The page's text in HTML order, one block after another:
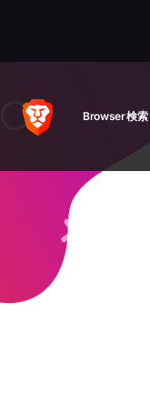
Browser検索